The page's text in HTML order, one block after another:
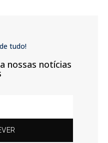
tudo!
nossas notícias